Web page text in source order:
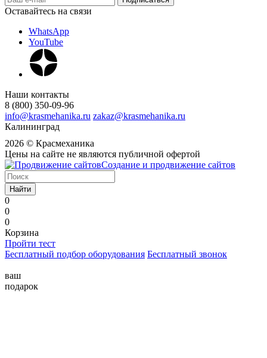
Оставайтесь на связи
WhatsApp
YouTube
Наши контакты
8 (800) 350-09-96
info@krasmehanika.ru zakaz@krasmehanika.ru
Калининград
2026 © Красмеханика
Цены на сайте не являются публичной офертой
Создание и продвижение сайтов
Найти
0
0
0
Корзина
Пройти тест
Бесплатный подбор оборудования Бесплатный звонок
ваш
подарок